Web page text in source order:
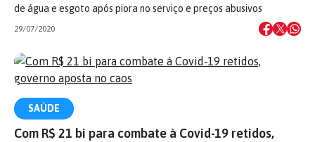
de água e esgoto após piora no serviço e preços abusivos
29/07/2020
SAÚDE
Com R$ 21 bi para combate à Covid-19 retidos,